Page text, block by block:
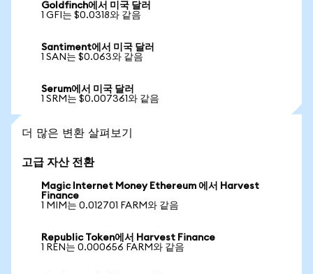
Goldfinch에서 미국 달러
1 GFI는 $0.0318와 같음
Santiment에서 미국 달러
1 SAN는 $0.063와 같음
Serum에서 미국 달러
1 SRM는 $0.007361와 같음
더 많은 변환 살펴보기
고급 자산 전환
Magic Internet Money Ethereum 에서 Harvest
Finance
1 MIM는 0.012701 FARM와 같음
Republic Token에서 Harvest Finance
1 REN는 0.000656 FARM와 같음